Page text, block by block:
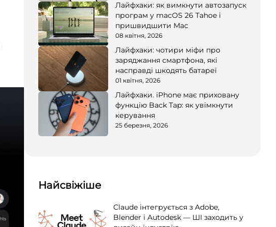
Лайфхаки: як вимкнути автозапуск
програм у macOS 26 Tahoe і
пришвидшити Mac
08 квітня, 2026
Лайфхаки: чотири міфи про
заряджання смартфона, які
насправді шкодять батареї
01 квітня, 2026
Лайфхаки. iPhone має приховану
функцію Back Tap: як увімкнути
керування
25 березня, 2026
Найсвіжіше
Claude інтегрується з Adobe,
Blender і Autodesk — ШІ заходить у